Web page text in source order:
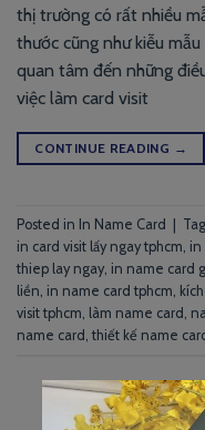
thị trường có rất nhiều
thước cũng như kiễu
quan tâm đến những
việc làm card visit
CONTINUE READING →
Posted in In Name Card
in card visit lấy ngay tphcm in
thiep lay ngay in name card
liền in name card tphcm
visit tphcm
làm name card
name card thiết kế name